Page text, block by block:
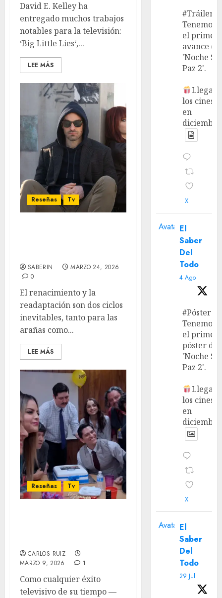
David E. Kelley ha
entregado muchos trabajos
notables para la televisión:
‘Big Little Lies‘,...
LEE MÁS
Reseñas Tv
SABERIN
MARZO 24, 2026
0
El renacimiento y la
readaptación son dos ciclos
inevitables, tanto para las
arañas como...
LEE MÁS
Reseñas Tv
CARLOS RUIZ
MARZO 9, 2026
1
Como cualquier éxito
televisivo de su tiempo —
#Tráiler
Tenemos
el primer
avance de
'Noche
Paz 2'.
Llega a
los cines
en
X
Avatar El
Saber
Del
Todo
4 Ago
#Póster
Tenemos
el primer
póster de
'Noche
Paz 2'.
Llega a
los cines
en
X
Avatar El
Saber
Del
Todo
29 Jul